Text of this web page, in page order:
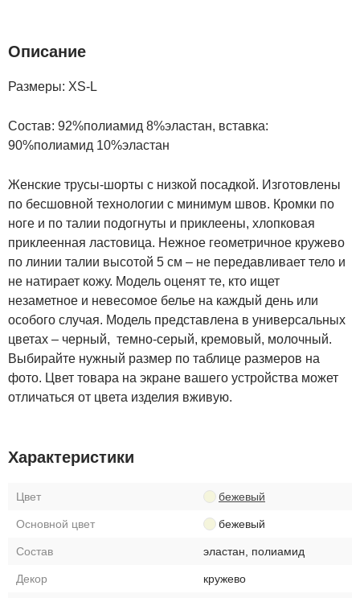
Описание
Размеры: XS-L
Состав: 92%полиамид 8%эластан, вставка:
90%полиамид 10%эластан
Женские трусы-шорты с низкой посадкой. Изготовлены
по бесшовной технологии с минимум швов. Кромки по
ноге и по талии подогнуты и приклеены, хлопковая
приклеенная ластовица. Нежное геометричное кружево
по линии талии высотой 5 см – не передавливает тело и
не натирает кожу. Модель оценят те, кто ищет
незаметное и невесомое белье на каждый день или
особого случая. Модель представлена в универсальных
цветах – черный, темно-серый, кремовый, молочный.
Выбирайте нужный размер по таблице размеров на
фото. Цвет товара на экране вашего устройства может
отличаться от цвета изделия вживую.
Характеристики
Цвет бежевый
Основной цвет бежевый
Состав эластан, полиамид
Декор кружево